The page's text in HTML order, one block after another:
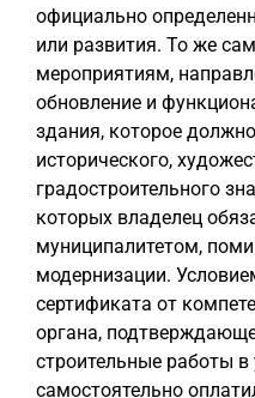
официально
или развития. То же
мероприятиям,
обновление и
здания, которое
исторического,
градостроительного
которых владелец
муниципалитетом,
модернизации.
сертификата от
органа,
строительные работы
самостоятельно